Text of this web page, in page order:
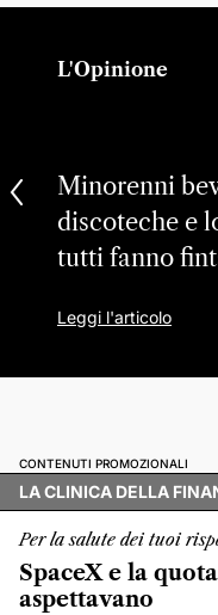
L'Opinione
Minorenni
discoteche e
tutti fanno
Leggi l'articolo
CONTENUTI PROMOZIONALI
LA CLINICA DELLA
Per la salute dei tuoi
SpaceX e la
aspettavano